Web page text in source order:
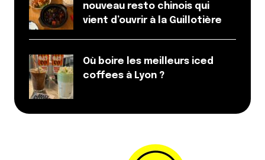
nouveau resto chinois qui
vient d’ouvrir à la Guillotière
Où boire les meilleurs iced
coffees à Lyon ?